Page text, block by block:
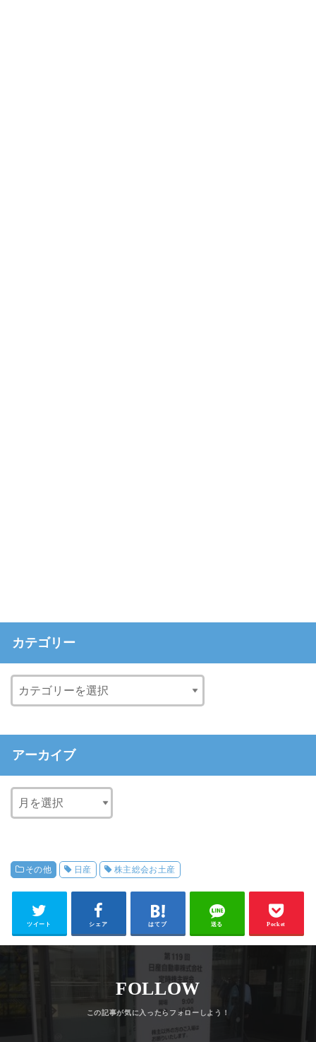
カテゴリー
アーカイブ
その他 日産 株主総会お土産
ツイート シェア はてブ 送る Pocket
FOLLOW